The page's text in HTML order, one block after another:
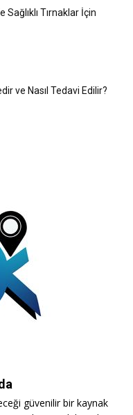
Sağlıklı Tırnaklar İçin
ve Nasıl Tedavi Edilir?
güvenilir bir kaynak